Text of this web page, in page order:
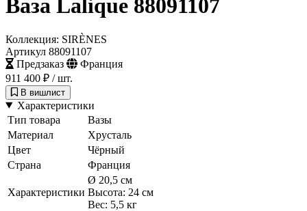
Ваза Lalique 88091107
Коллекция: SIRÈNES
Артикул 88091107
Предзаказ
Франция
911 400 ₽ / шт.
В вишлист
Характеристики
Тип товара
Вазы
Материал
Хрусталь
Цвет
Чёрный
Страна
Франция
Характеристики
Ø 20,5 см
Высота: 24 см
Вес: 5,5 кг